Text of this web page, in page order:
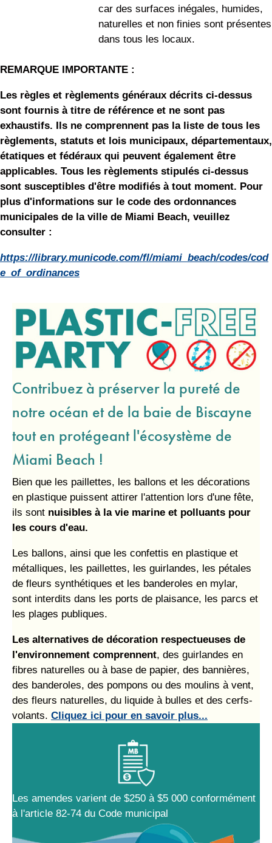
car des surfaces inégales, humides,
naturelles et non finies sont présentes
dans tous les locaux.
REMARQUE IMPORTANTE :
Les règles et règlements généraux décrits ci-dessus
sont fournis à titre de référence et ne sont pas
exhaustifs. Ils ne comprennent pas la liste de tous les
règlements, statuts et lois municipaux, départementaux,
étatiques et fédéraux qui peuvent également être
applicables. Tous les règlements stipulés ci-dessus
sont susceptibles d'être modifiés à tout moment. Pour
plus d'informations sur le code des ordonnances
municipales de la ville de Miami Beach, veuillez
consulter :
https://library.municode.com/fl/miami_beach/codes/cod
e_of_ordinances
Contribuez à préserver la pureté de
notre océan et de la baie de Biscayne
tout en protégeant l'écosystème de
Miami Beach !
Bien que les paillettes, les ballons et les décorations
en plastique puissent attirer l'attention lors d'une fête,
ils sont nuisibles à la vie marine et polluants pour
les cours d'eau.
Les ballons, ainsi que les confettis en plastique et
métalliques, les paillettes, les guirlandes, les pétales
de fleurs synthétiques et les banderoles en mylar,
sont interdits dans les ports de plaisance, les parcs et
les plages publiques.
Les alternatives de décoration respectueuses de
l'environnement comprennent, des guirlandes en
fibres naturelles ou à base de papier, des bannières,
des banderoles, des pompons ou des moulins à vent,
des fleurs naturelles, du liquide à bulles et des cerfs-
volants. Cliquez ici pour en savoir plus...
Les amendes varient de $250 à $5 000 conformément
à l'article 82-74 du Code municipal